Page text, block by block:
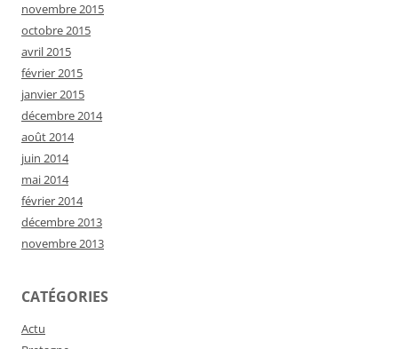
novembre 2015
octobre 2015
avril 2015
février 2015
janvier 2015
décembre 2014
août 2014
juin 2014
mai 2014
février 2014
décembre 2013
novembre 2013
CATÉGORIES
Actu